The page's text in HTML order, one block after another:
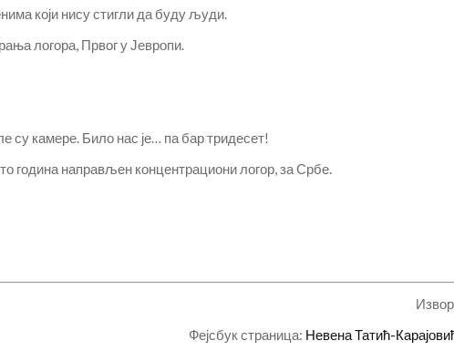
који нису стигли да буду људи.
логора, Првог у Јевропи.
су камере. Било нас је… па бар тридесет!
сто година направљен концентрациони логор, за Србе.
Фејсбук страница: Невена Татић-